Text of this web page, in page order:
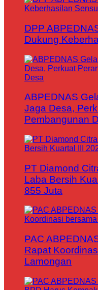
DPP
Dukung
ABPEDNAS
Jaga Desa,
Pembangunan
PT Diamond
Laba Bersih
855 Juta
PAC
Rapat
Lamongan